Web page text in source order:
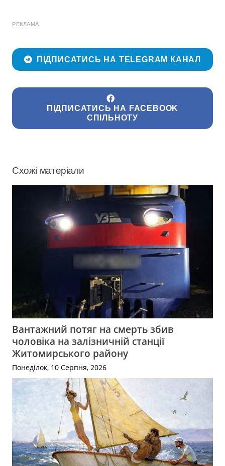
РЕКЛАМА
ПІДПИСАТИСЬ НА TELEGRAM КАНАЛ
ПІДПИСАТИСЬ НА FACEBOOK
СПІЛЬНОТУ
Схожі матеріали
Вантажний потяг на смерть збив
чоловіка на залізничній станції
Житомирського району
Понеділок, 10 Серпня, 2026